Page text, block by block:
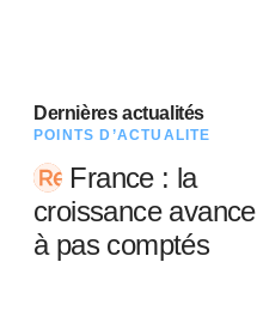
Dernières actualités
POINTS D’ACTUALITÉ
France : la
croissance avance
à pas comptés